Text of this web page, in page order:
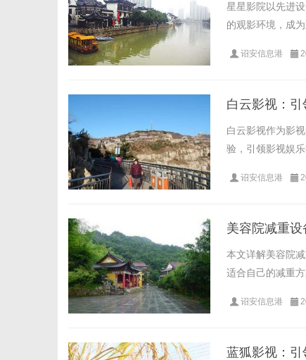
星星影院以先进
的观影环境，成
诏安信息港
白云影视：
白云影视作为影
验，引领影视娱
诏安信息港
美容院减重
本文详解美容院
适合自己的减重方
诏安信息港
蓝狐影视：